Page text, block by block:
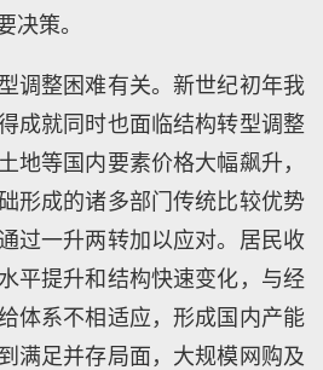
决策。
调整困难有关。新世纪初年我
成就同时也面临结构转型调整
地等国内要素价格大幅飙升，
形成的诸多部门传统比较优势
过一升两转加以应对。居民收
平提升和结构快速变化，与经
体系不相适应，形成国内产能
满足并存局面，大规模网购及